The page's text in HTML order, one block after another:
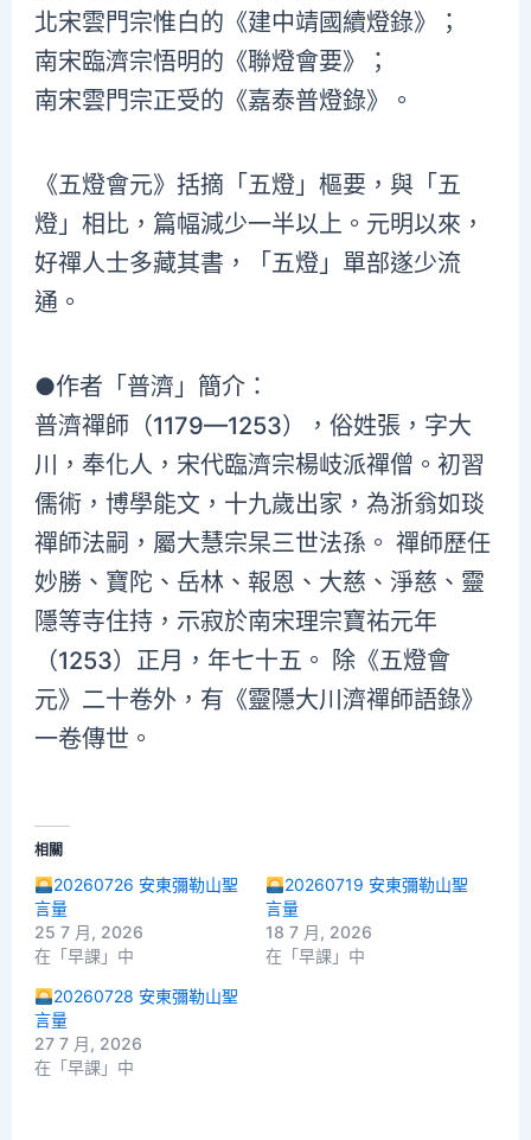
北宋雲門宗惟白的《建中靖國續燈錄》；
南宋臨濟宗悟明的《聯燈會要》；
南宋雲門宗正受的《嘉泰普燈錄》。
《五燈會元》括摘「五燈」樞要，與「五
燈」相比，篇幅減少一半以上。元明以來，
好禪人士多藏其書，「五燈」單部遂少流
通。
●作者「普濟」簡介：
普濟禪師（1179—1253），俗姓張，字大
川，奉化人，宋代臨濟宗楊岐派禪僧。初習
儒術，博學能文，十九歲出家，為浙翁如琰
禪師法嗣，屬大慧宗杲三世法孫。 禪師歷任
妙勝、寶陀、岳林、報恩、大慈、淨慈、靈
隱等寺住持，示寂於南宋理宗寶祐元年
（1253）正月，年七十五。 除《五燈會
元》二十卷外，有《靈隱大川濟禪師語錄》
一卷傳世。
相關
20260726 安東彌勒山聖
言量
25 7 月, 2026
在「早課」中
20260719 安東彌勒山聖
言量
18 7 月, 2026
在「早課」中
20260728 安東彌勒山聖
言量
27 7 月, 2026
在「早課」中